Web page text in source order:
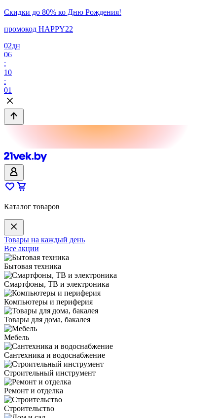
Скидки до 80% ко Дню Рождения!
промокод HAPPY22
02дн
06
:
10
:
01
Каталог товаров
Товары на каждый день
Все акции
Бытовая техника
Смартфоны, ТВ и электроника
Компьютеры и периферия
Товары для дома, бакалея
Мебель
Сантехника и водоснабжение
Строительный инструмент
Ремонт и отделка
Строительство